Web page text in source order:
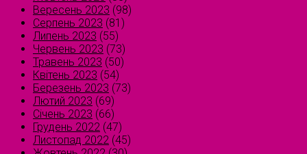
Вересень 2023 (98)
Серпень 2023 (81)
Липень 2023 (55)
Червень 2023 (73)
Травень 2023 (50)
Квітень 2023 (54)
Березень 2023 (73)
Лютий 2023 (69)
Січень 2023 (66)
Грудень 2022 (47)
Листопад 2022 (45)